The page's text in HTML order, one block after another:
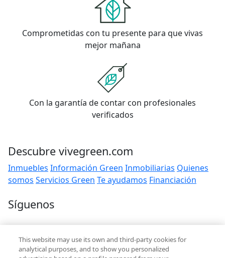
Comprometidas con tu presente para que vivas
mejor mañana
Con la garantía de contar con profesionales
verificados
Descubre vivegreen.com
Inmuebles Información Green Inmobiliarias Quienes
somos Servicios Green Te ayudamos Financiación
Síguenos
Contacto
hola@vivegreen.com
This website may use its own and third-party cookies for
analytical purposes, and to show you personalized